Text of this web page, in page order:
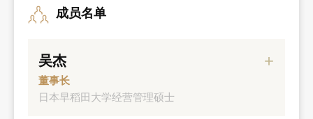
成员名单
吴杰
董事长
日本早稻田大学经营管理硕士